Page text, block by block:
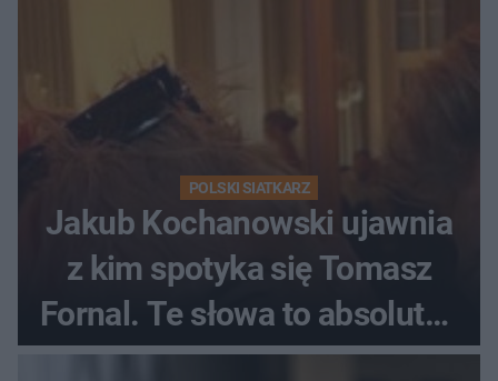
POLSKI SIATKARZ
Jakub Kochanowski ujawnia
z kim spotyka się Tomasz
Fornal. Te słowa to absolutny
hit